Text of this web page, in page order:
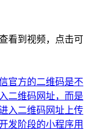
看到视频，点击可
官方的二维码是不
二维码网址，而是
入二维码网址 上传
发阶段的小程序用